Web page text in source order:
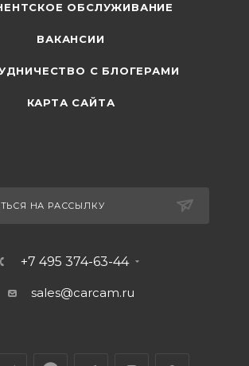
ОБСЛУЖИВАНИЕ
ВАКАНСИИ
С БЛОГЕРАМИ
КАРТА САЙТА
НА РАССЫЛКУ
+7 495 374-63-44
sales@carcam.ru